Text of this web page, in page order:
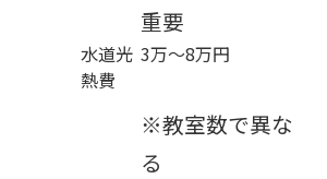
重要
水道光
熱費
3万～8万円
※教室数で異な
る